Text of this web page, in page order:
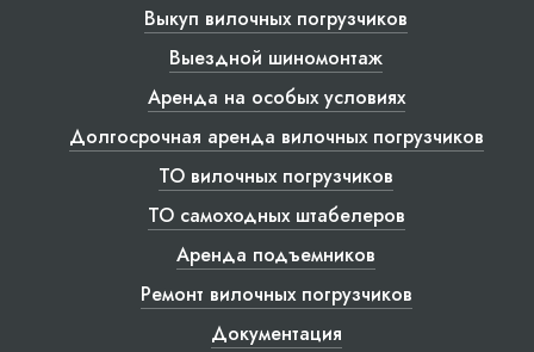
Выкуп вилочных погрузчиков
Выездной шиномонтаж
Аренда на особых условиях
Долгосрочная аренда вилочных погрузчиков
ТО вилочных погрузчиков
ТО самоходных штабелеров
Аренда подъемников
Ремонт вилочных погрузчиков
Документация